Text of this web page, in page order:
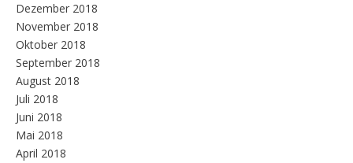
Dezember 2018
November 2018
Oktober 2018
September 2018
August 2018
Juli 2018
Juni 2018
Mai 2018
April 2018